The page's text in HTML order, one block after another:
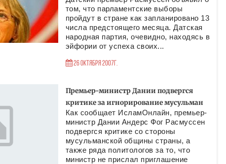
том, что парламентские выборы
пройдут в стране как запланировано 13
числа предстоящего месяца. Датская
народная партия, очевидно, находясь в
эйфории от успеха своих...
26 Октября 2007г.
Премьер-министр Дании подвергся
критике за игнорирование мусульман
Как сообщает ИсламОнлайн, премьер-
министр Дании Андерс Фог Расмуссен
подвергся критике со стороны
мусульманской общины страны, а
также ряда политологов за то, что
министр не прислал приглашение